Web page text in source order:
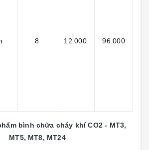
8 12.000 96.000
bình chữa cháy khí CO2 - MT3,
MT5, MT8, MT24